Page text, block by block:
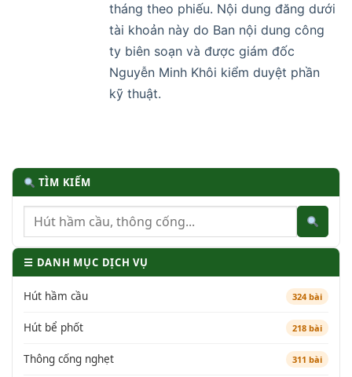
tháng theo phiếu. Nội dung đăng dưới
tài khoản này do Ban nội dung công
ty biên soạn và được giám đốc
Nguyễn Minh Khôi kiểm duyệt phần
kỹ thuật.
TÌM KIẾM
☰ DANH MỤC DỊCH VỤ
Hút hầm cầu 324 bài
Hút bể phốt 218 bài
Thông cống nghẹt 311 bài